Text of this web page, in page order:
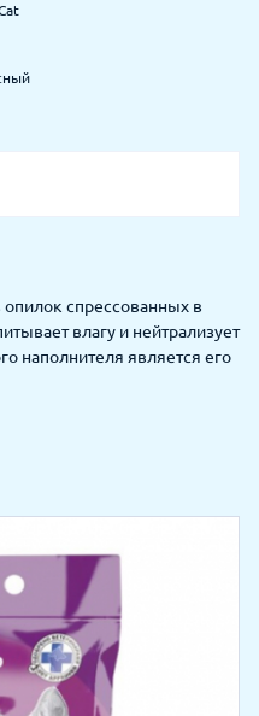
спрессованных в
влагу и нейтрализует
наполнителя является его